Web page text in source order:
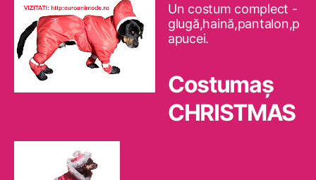
Un costum complect -
glugă,haină,pantalon,p
apucei.
Costumaş
CHRISTMAS